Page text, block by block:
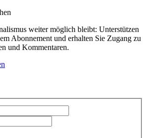
weiter möglich bleibt: Unterstützen
Abonnement und erhalten Sie Zugang zu
und Kommentaren.